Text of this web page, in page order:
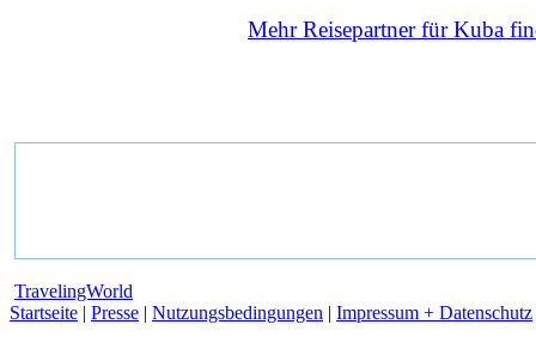
Mehr Reisepartner für Kuba
TravelingWorld
Startseite | Presse | Nutzungsbedingungen | Impressum + Datenschutz